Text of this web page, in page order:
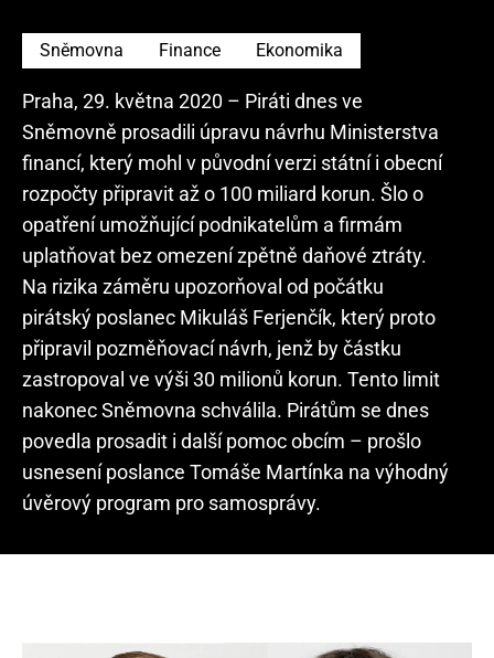
Sněmovna Finance Ekonomika
Praha, 29. května 2020 – Piráti dnes ve
Sněmovně prosadili úpravu návrhu Ministerstva
financí, který mohl v původní verzi státní i obecní
rozpočty připravit až o 100 miliard korun. Šlo o
opatření umožňující podnikatelům a firmám
uplatňovat bez omezení zpětně daňové ztráty.
Na rizika záměru upozorňoval od počátku
pirátský poslanec Mikuláš Ferjenčík, který proto
připravil pozměňovací návrh, jenž by částku
zastropoval ve výši 30 milionů korun. Tento limit
nakonec Sněmovna schválila. Pirátům se dnes
povedla prosadit i další pomoc obcím – prošlo
usnesení poslance Tomáše Martínka na výhodný
úvěrový program pro samosprávy.